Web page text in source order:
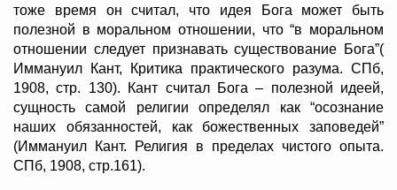
тоже время он считал, что идея Бога может быть
полезной в моральном отношении, что “в моральном
отношении следует признавать существование Бога”(
Иммануил Кант, Критика практического разума. СПб,
1908, стр. 130). Кант считал Бога – полезной идеей,
сущность самой религии определял как “осознание
наших обязанностей, как божественных заповедей”
(Иммануил Кант. Религия в пределах чистого опыта.
СПб, 1908, стр.161).